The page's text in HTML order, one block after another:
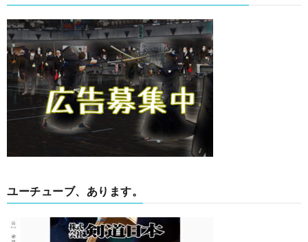
ユーチューブ、あります。